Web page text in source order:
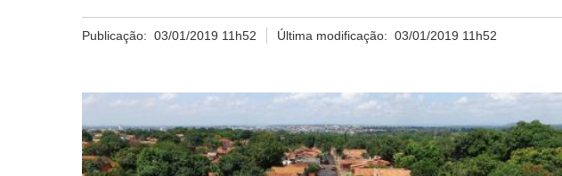
Publicação: 03/01/2019 11h52 Última modificação:03/01/2019 11h52